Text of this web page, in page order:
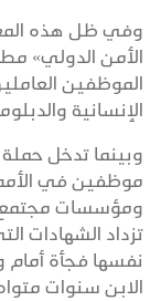
وفي ظل هذه
الأمن الدولي»
الموظفين
الإنسانية
وبينما تدخل حملة
موظفين في
ومؤسسات مجتمع
تزداد الشهادات
نفسها فجأة أمام
الابن سنوات